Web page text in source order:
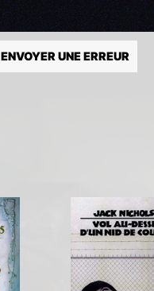
ENVOYER UNE ERREUR